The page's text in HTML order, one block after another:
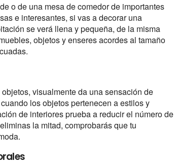
o de una mesa de comedor de importantes
e interesantes, si vas a decorar una
se verá llena y pequeña, de la misma
objetos y enseres acordes al tamaño
visualmente da una sensación de
los objetos pertenecen a estilos y
de interiores prueba a reducir el número de
la mitad, comprobarás que tu